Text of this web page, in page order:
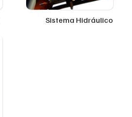
Sistema Hidráulico